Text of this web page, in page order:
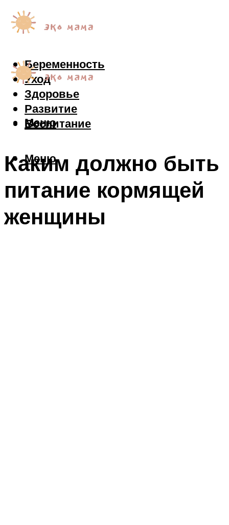
Беременность
Уход
Здоровье
Развитие
Воспитание
Меню
Меню
Каким должно быть
питание кормящей
женщины